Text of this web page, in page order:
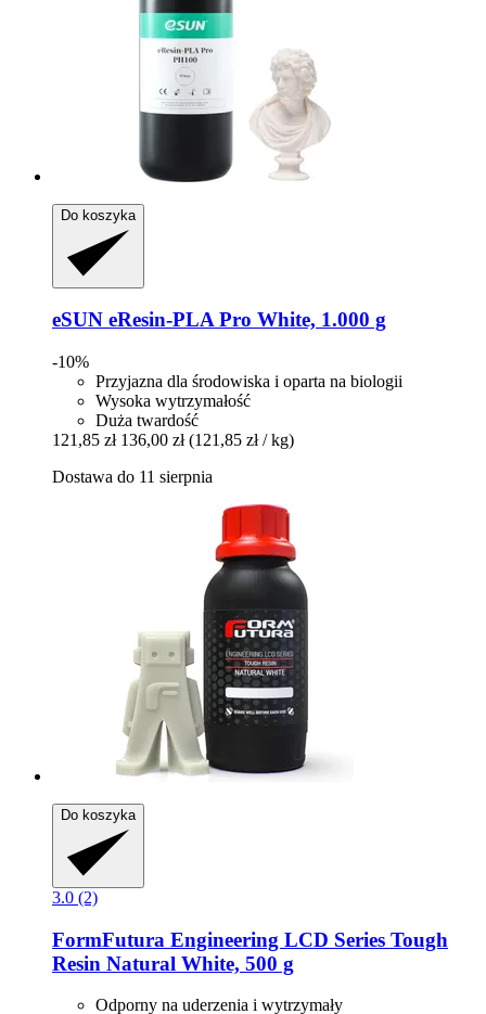
Do koszyka
eSUN eResin-​PLA Pro White, 1.000 g
-10%
Przyjazna dla środowiska i oparta na biologii
Wysoka wytrzymałość
Duża twardość
121,85 zł 136,00 zł (121,85 zł / kg)
Dostawa do 11 sierpnia
Do koszyka
3.0 (2)
FormFutura Engineering LCD Series Tough
Resin Natural White, 500 g
Odporny na uderzenia i wytrzymały